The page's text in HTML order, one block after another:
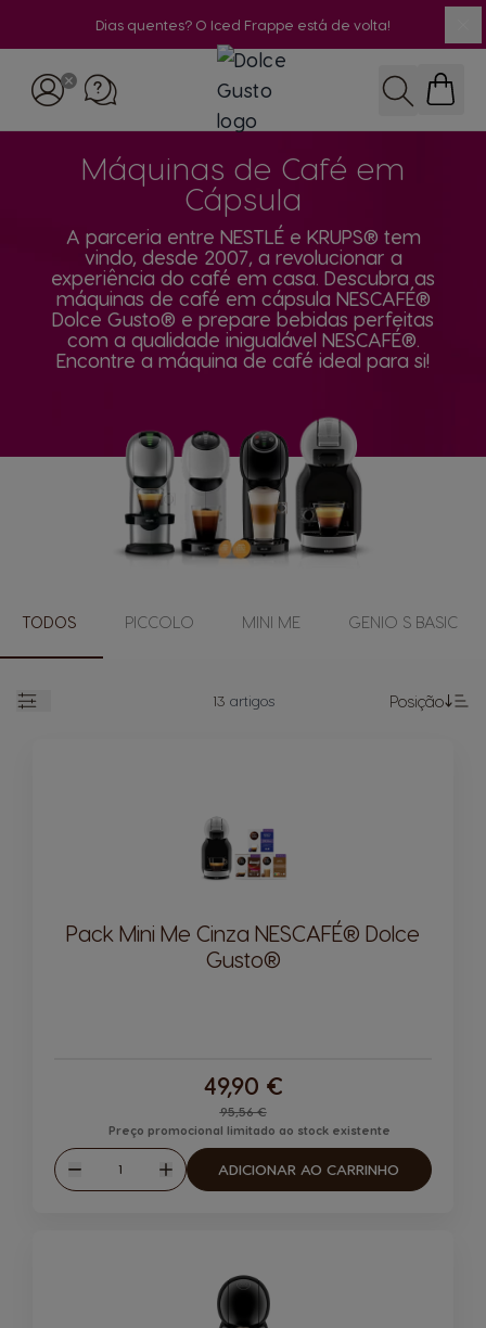
Dias quentes? O Iced Frappe está de volta!
Pesquisar
Máquinas de Café em
Cápsula
A parceria entre NESTLÉ e KRUPS® tem
vindo, desde 2007, a revolucionar a
experiência do café em casa. Descubra as
máquinas de café em cápsula NESCAFÉ®
Dolce Gusto® e prepare bebidas perfeitas
com a qualidade inigualável NESCAFÉ®.
Encontre a máquina de café ideal para si!
TODOS PICCOLO MINI ME GENIO S BASIC
13 artigos
Posição
Pack Mini Me Cinza NESCAFÉ® Dolce
Gusto®
Regular Price
95,56 €
49,90 €
Preço promocional limitado ao stock existente
Reduzir
Quantidade
Aumentar
ADICIONAR AO CARRINHO